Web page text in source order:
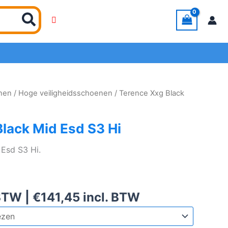
/ Hoge veiligheidsschoenen / Terence Xxg Black
Mid Esd S3 Hi
S3 Hi.
|€141,45 incl. BTW